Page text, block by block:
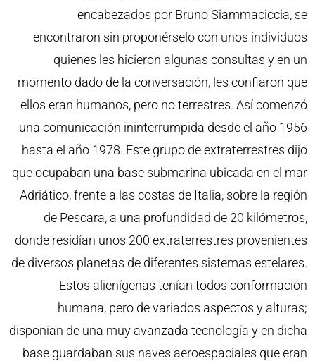
encabezados por Bruno Siammaciccia, se
encontraron sin proponérselo con unos individuos
quienes les hicieron algunas consultas y en un
momento dado de la conversación, les confiaron que
ellos eran humanos, pero no terrestres. Así comenzó
una comunicación ininterrumpida desde el año 1956
hasta el año 1978. Este grupo de extraterrestres dijo
que ocupaban una base submarina ubicada en el mar
Adriático, frente a las costas de Italia, sobre la región
de Pescara, a una profundidad de 20 kilómetros,
donde residían unos 200 extraterrestres provenientes
de diversos planetas de diferentes sistemas estelares.
Estos alienígenas tenían todos conformación
humana, pero de variados aspectos y alturas;
disponían de una muy avanzada tecnología y en dicha
base guardaban sus naves aeroespaciales que eran